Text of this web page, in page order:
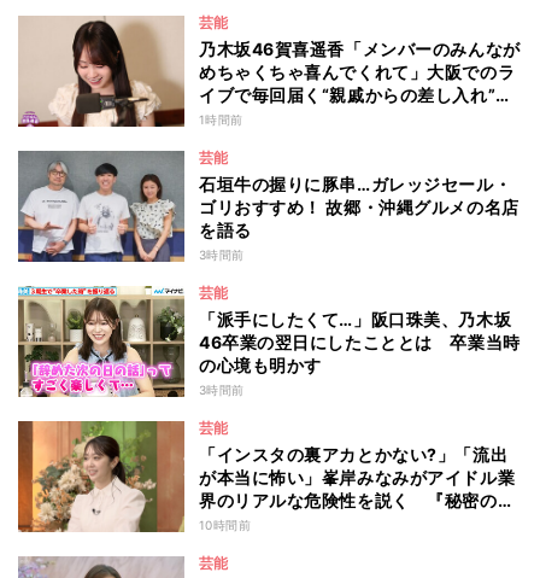
芸能
乃木坂46賀喜遥香「メンバーのみんなが
めちゃくちゃ喜んでくれて」大阪でのラ
イブで毎回届く“親戚からの差し入れ”と
は？
1時間前
芸能
石垣牛の握りに豚串…ガレッジセール・
ゴリおすすめ！ 故郷・沖縄グルメの名店
を語る
3時間前
芸能
「派手にしたくて…」阪口珠美、乃木坂
46卒業の翌日にしたこととは 卒業当時
の心境も明かす
3時間前
芸能
「インスタの裏アカとかない?」「流出
が本当に怖い」峯岸みなみがアイドル業
界のリアルな危険性を説く 『秘密のマ
マ園』特別編
10時間前
芸能